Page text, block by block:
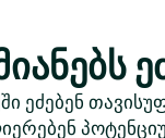
ეძებენ